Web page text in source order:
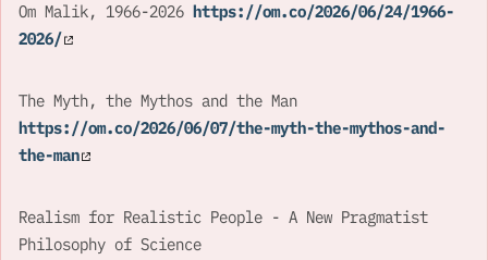
Om Malik, 1966-2026 https://om.co/2026/06/24/1966-
2026/
The Myth, the Mythos and the Man
https://om.co/2026/06/07/the-myth-the-mythos-and-
the-man
Realism for Realistic People - A New Pragmatist
Philosophy of Science